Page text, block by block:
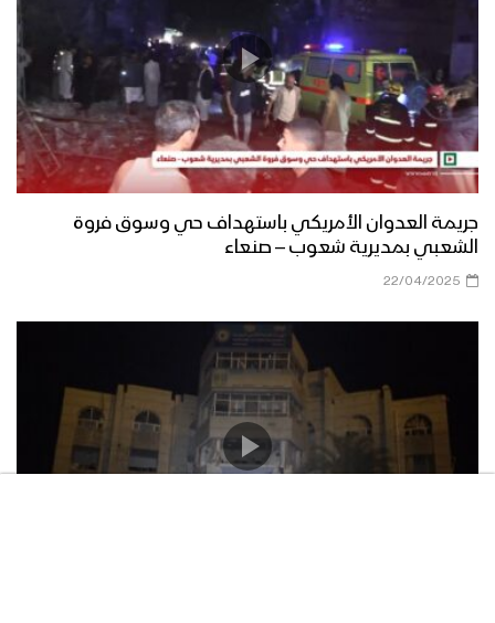
جريمة العدوان الأمريكي باستهداف حي وسوق فروة
الشعبي بمديرية شعوب – صنعاء
22/04/2025